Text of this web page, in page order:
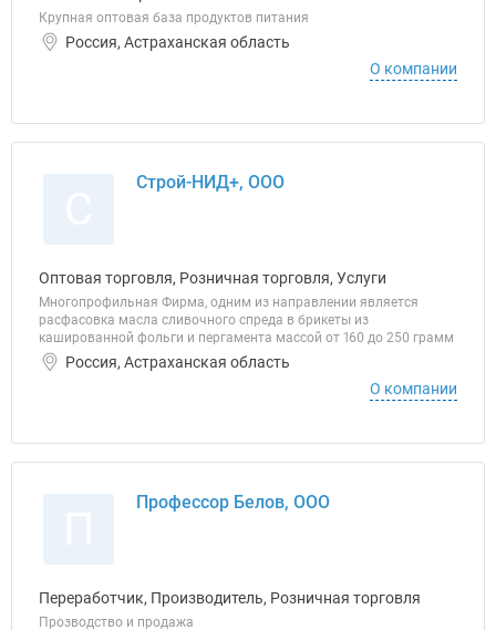
Крупная оптовая база продуктов питания
Россия, Астраханская область
О компании
Строй-НИД+, ООО
Оптовая торговля, Розничная торговля, Услуги
Многопрофильная Фирма, одним из направлении является
расфасовка масла сливочного спреда в брикеты из
кашированной фольги и пергамента массой от 160 до 250 грамм
Россия, Астраханская область
О компании
Профессор Белов, ООО
Переработчик, Производитель, Розничная торговля
Прозводство и продажа